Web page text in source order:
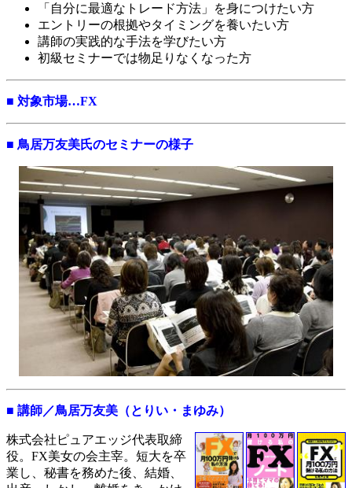
「自分に最適なトレード方法」を身につけたい方
エントリーの根拠やタイミングを養いたい方
講師の実践的な手法を学びたい方
初級セミナーでは物足りなくなった方
■ 対象市場…FX
■ 鳥居万友美氏のセミナーの様子
■ 講師／鳥居万友美（とりい・まゆみ）
株式会社ピュアエッジ代表取締
役。FX美女の会主宰。短大を卒
業し、秘書を務めた後、結婚、